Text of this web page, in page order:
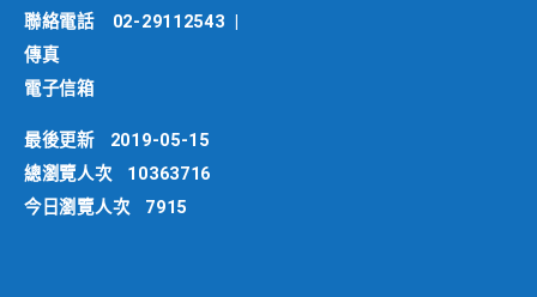
聯絡電話
02-29112543
傳真
電子信箱
最後更新
2019-05-15
總瀏覽人次
10363716
今日瀏覽人次
7915